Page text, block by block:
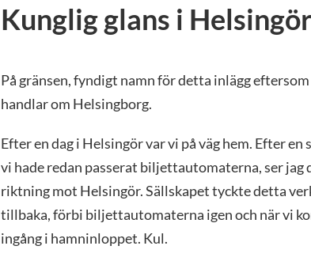
Kunglig glans i Helsingör
På gränsen, fyndigt namn för detta inlägg
handlar om Helsingborg.
Efter en dag i Helsingör var vi på väg hem. Efter
vi hade redan passerat biljettautomaterna, ser jag
riktning mot Helsingör. Sällskapet tyckte detta
tillbaka, förbi biljettautomaterna igen och när vi
ingång i hamninloppet. Kul.